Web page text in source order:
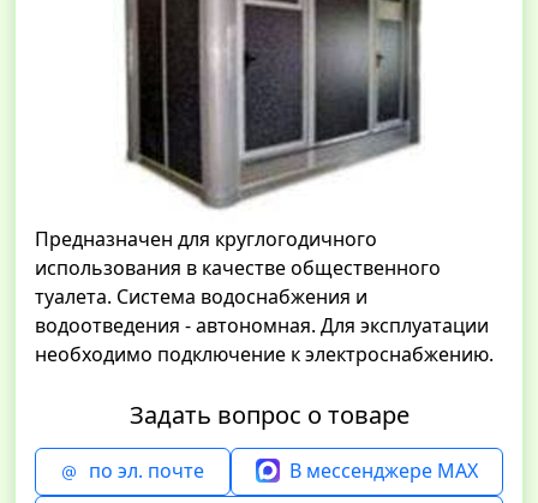
Предназначен для круглогодичного
использования в качестве общественного
туалета. Система водоснабжения и
водоотведения - автономная. Для эксплуатации
необходимо подключение к электроснабжению.
Задать вопрос о товаре
по эл. почте
В мессенджере MAX